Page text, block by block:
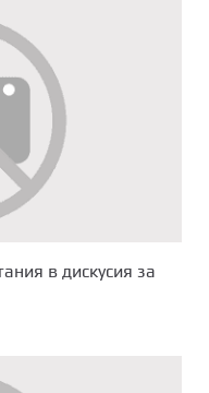
в дискусия за